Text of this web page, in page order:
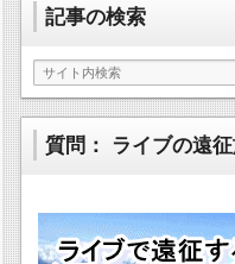
記事の検索
質問： ライブの遠